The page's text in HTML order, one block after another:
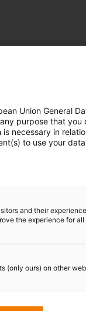
Union General
purpose that you
necessary in
to use your
and their
the experience for all
(only ours) on other